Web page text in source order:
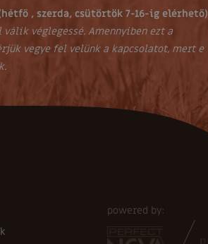
, szerda, csütörtök 7-16-ig elérhető)
véglegessé. Amennyiben ezt a
vegye fel velünk a kapcsolatot, mert e
powered by: